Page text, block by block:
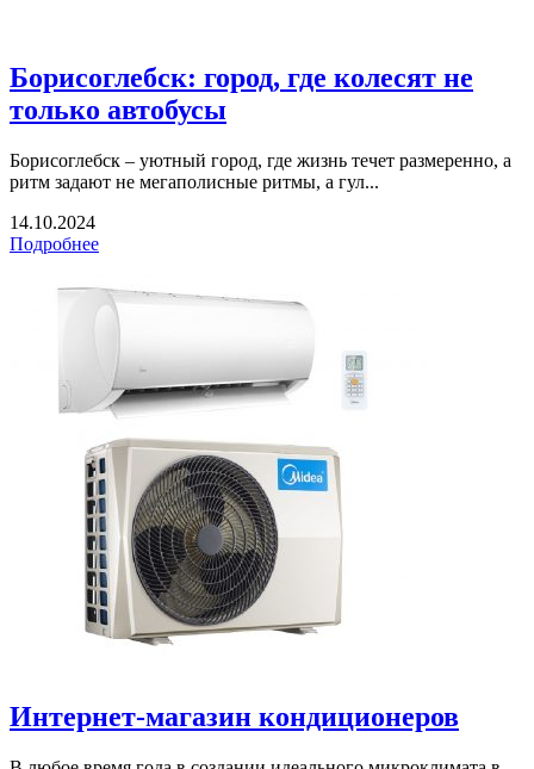
Борисоглебск: город, где колесят не
только автобусы
Борисоглебск – уютный город, где жизнь течет размеренно, а
ритм задают не мегаполисные ритмы, а гул...
14.10.2024
Подробнее
Интернет-магазин кондиционеров